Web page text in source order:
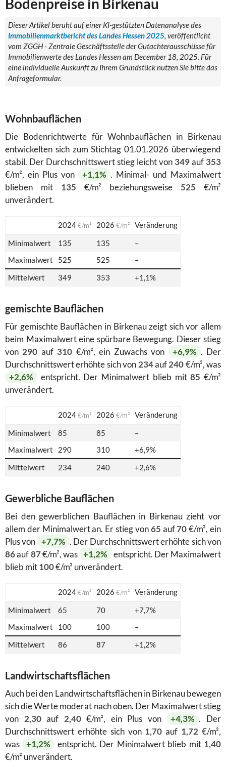
Bodenpreise in Birkenau
Dieser Artikel beruht auf einer KI-gestützten Datenanalyse des
Immobilienmarktbericht des Landes Hessen 2025, veröffentlicht
vom ZGGH - Zentrale Geschäftsstelle der Gutachterausschüsse für
Immobilienwerte des Landes Hessen am December 18, 2025. Für
eine individuelle Auskunft zu Ihrem Grundstück nutzen Sie bitte das
Anfrageformular.
Wohnbauflächen
Die Bodenrichtwerte für Wohnbauflächen in Birkenau
entwickelten sich zum Stichtag 01.01.2026 überwiegend
stabil. Der Durchschnittswert stieg leicht von 349auf 353
€/m², ein Plus von
+1,1% . Minimal- und Maximalwert
blieben mit 135 €/m² beziehungsweise 525 €/m²
unverändert.
2024€/m² 2026 €/m²
Veränderung
Minimalwert
135 135
–
Maximalwert
525 525
–
Mittelwert
349 353 +1,1%
gemischte Bauflächen
Für gemischte Bauflächen in Birkenau zeigt sich vor allem
beim Maximalwert eine spürbare Bewegung. Dieser stieg
von 290 auf 310 €/m², ein Zuwachs von +6,9% . Der
Durchschnittswert erhöhte sich von 234auf240€/m², was
+2,6%
entspricht. Der Minimalwert blieb mit85 €/m²
unverändert.
2024€/m² 2026 €/m²
Veränderung
Minimalwert
85 85
–
Maximalwert
290 310
+6,9%
Mittelwert
234 240 +2,6%
Gewerbliche Bauflächen
Bei den gewerblichen Bauflächen in Birkenau zieht vor
allem der Minimalwert an. Er stieg von65 auf70€/m², ein
Plus von +7,7% . Der Durchschnittswert erhöhte sich von
86auf87€/m², was +1,2%
entspricht. Der Maximalwert
blieb mit100€/m² unverändert.
2024€/m² 2026 €/m²
Veränderung
Minimalwert
65 70
+7,7%
Maximalwert
100 100
–
Mittelwert
86 87 +1,2%
Landwirtschaftsflächen
Auch bei den Landwirtschaftsflächen in Birkenau bewegen
sich die Werte moderat nach oben. Der Maximalwert stieg
von 2,30auf 2,40€/m², ein Plus von +4,3% . Der
Durchschnittswert erhöhte sich von 1,70 auf 1,72 €/m²,
was
+1,2% entspricht. Der Minimalwert blieb mit 1,40
€/m² unverändert.